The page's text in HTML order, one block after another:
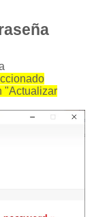
"Actualizar